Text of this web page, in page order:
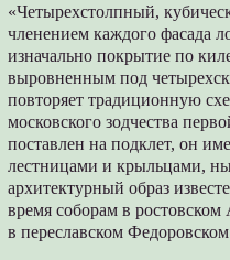
«Четырехстолпный,
членением каждого фасада
изначально покрытие по
выровненным под
повторяет традиционную
московского зодчества
поставлен на подклет, он
лестницами и крыльцами,
архитектурный образ
время соборам в
в переславском